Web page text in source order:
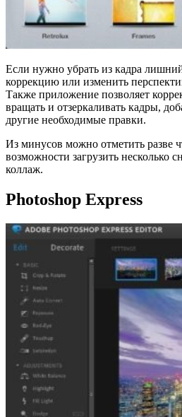
Если нужно убрать из кадра
коррекцию или изменить
Также приложение позволяет
вращать и отзеркаливать кадры,
другие необходимые правки.
Из минусов можно отметить разве
возможности загрузить несколько
коллаж.
Photoshop Express